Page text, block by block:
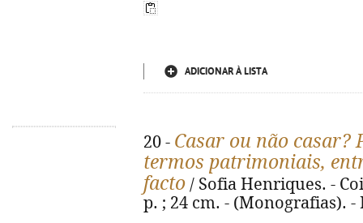
ADICIONAR À LISTA
20 - Casar ou não casar?
termos patrimoniais,
facto / Sofia Henriques. -
p. ; 24 cm. - (Monografias). -